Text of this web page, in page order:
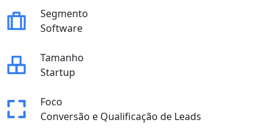
Segmento
Software
Tamanho
Startup
Foco
Conversão e Qualificação de Leads